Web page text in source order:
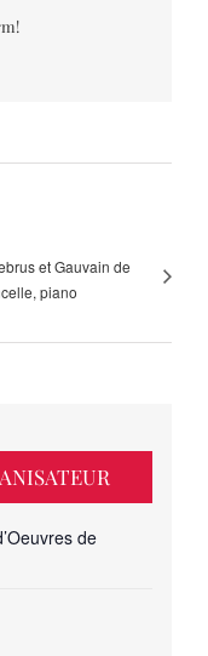
et Gauvain de
piano
de